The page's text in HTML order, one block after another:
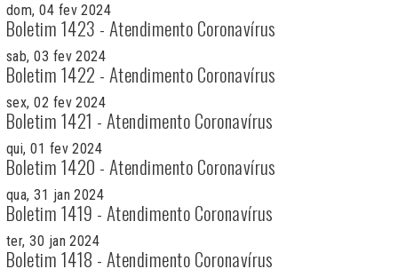
dom, 04 fev 2024
Boletim 1423 - Atendimento Coronavírus
sab, 03 fev 2024
Boletim 1422 - Atendimento Coronavírus
sex, 02 fev 2024
Boletim 1421 - Atendimento Coronavírus
qui, 01 fev 2024
Boletim 1420 - Atendimento Coronavírus
qua, 31 jan 2024
Boletim 1419 - Atendimento Coronavírus
ter, 30 jan 2024
Boletim 1418 - Atendimento Coronavírus